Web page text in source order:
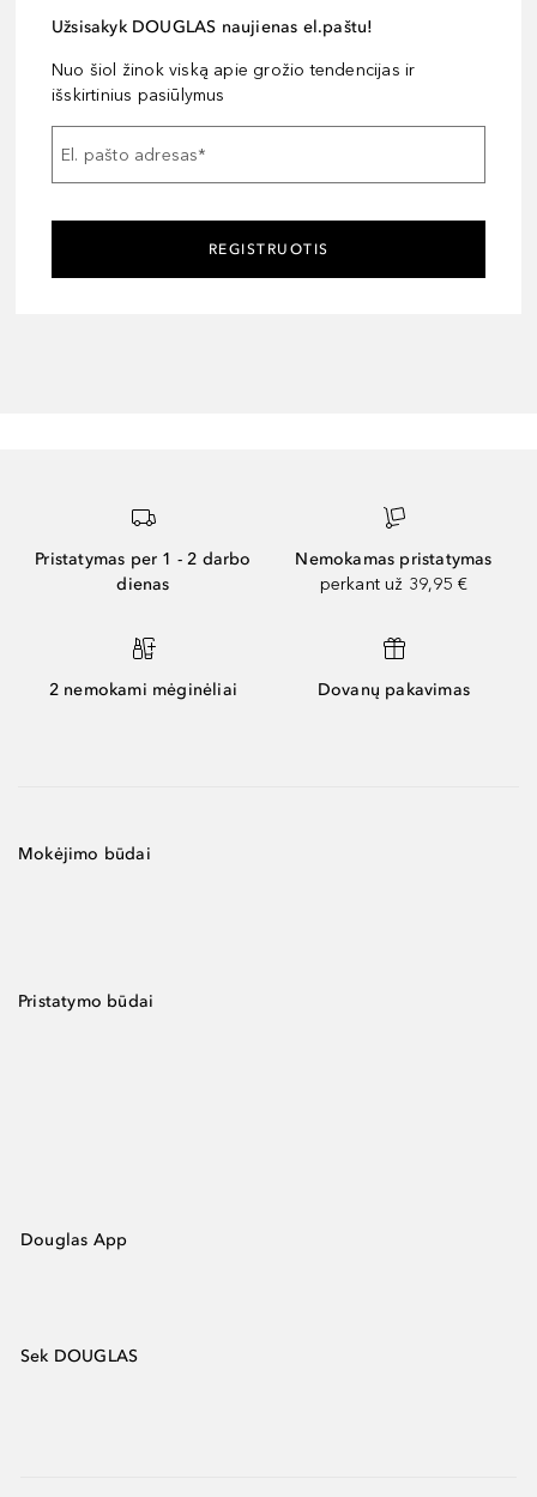
Užsisakyk DOUGLAS naujienas el.paštu!
Nuo šiol žinok viską apie grožio tendencijas ir
išskirtinius pasiūlymus
El. pašto adresas*
REGISTRUOTIS
Pristatymas per 1 - 2 darbo
dienas
Nemokamas pristatymas
perkant už 39,95 €
2 nemokami mėginėliai Dovanų pakavimas
Mokėjimo būdai
Pristatymo būdai
Douglas App
Sek DOUGLAS